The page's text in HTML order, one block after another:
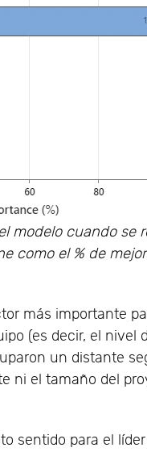
modelo cuando se
como el % de
más importante
(es decir, el nivel
un distante
ni el tamaño del
sentido para el